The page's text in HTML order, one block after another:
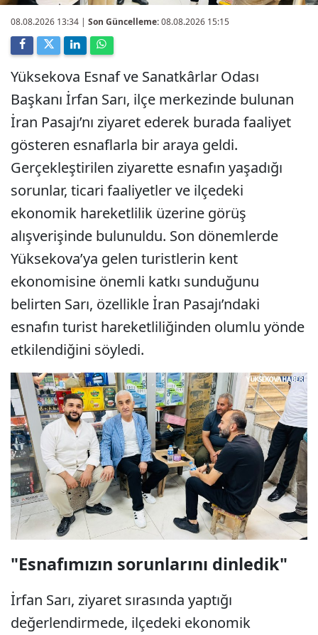
08.08.2026 13:34 | Son Güncelleme:08.08.2026 15:15
Yüksekova Esnaf ve Sanatkârlar Odası
Başkanı İrfan Sarı, ilçe merkezinde bulunan
İran Pasajı’nı ziyaret ederek burada faaliyet
gösteren esnaflarla bir araya geldi.
Gerçekleştirilen ziyarette esnafın yaşadığı
sorunlar, ticari faaliyetler ve ilçedeki
ekonomik hareketlilik üzerine görüş
alışverişinde bulunuldu. Son dönemlerde
Yüksekova’ya gelen turistlerin kent
ekonomisine önemli katkı sunduğunu
belirten Sarı, özellikle İran Pasajı’ndaki
esnafın turist hareketliliğinden olumlu yönde
etkilendiğini söyledi.
"Esnafımızın sorunlarını dinledik"
İrfan Sarı, ziyaret sırasında yaptığı
değerlendirmede, ilçedeki ekonomik